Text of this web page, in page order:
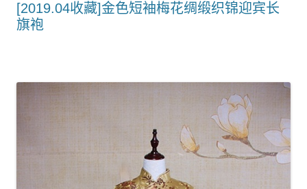
[2019.04收藏]金色短袖梅花绸缎织锦迎宾长
旗袍